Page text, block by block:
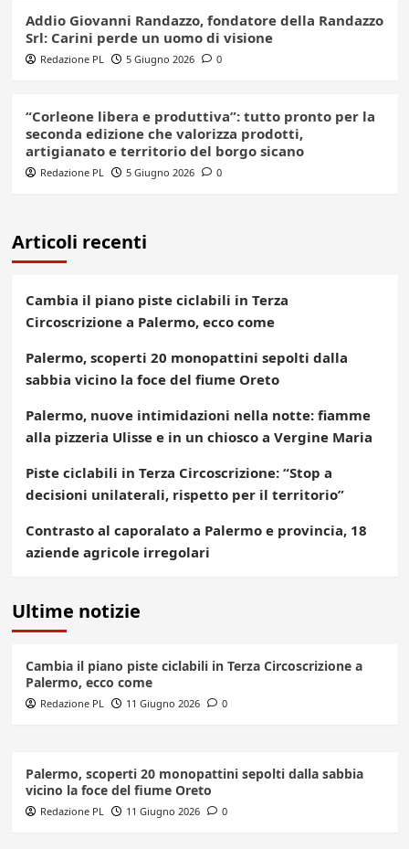
Addio Giovanni Randazzo, fondatore della Randazzo
Srl: Carini perde un uomo di visione
Redazione PL 5 Giugno 2026 0
“Corleone libera e produttiva”: tutto pronto per la
seconda edizione che valorizza prodotti,
artigianato e territorio del borgo sicano
Redazione PL 5 Giugno 2026 0
Articoli recenti
Cambia il piano piste ciclabili in Terza
Circoscrizione a Palermo, ecco come
Palermo, scoperti 20 monopattini sepolti dalla
sabbia vicino la foce del fiume Oreto
Palermo, nuove intimidazioni nella notte: fiamme
alla pizzeria Ulisse e in un chiosco a Vergine Maria
Piste ciclabili in Terza Circoscrizione: “Stop a
decisioni unilaterali, rispetto per il territorio”
Contrasto al caporalato a Palermo e provincia, 18
aziende agricole irregolari
Ultime notizie
Cambia il piano piste ciclabili in Terza Circoscrizione a
Palermo, ecco come
Redazione PL 11 Giugno 2026 0
Palermo, scoperti 20 monopattini sepolti dalla sabbia
vicino la foce del fiume Oreto
Redazione PL 11 Giugno 2026 0